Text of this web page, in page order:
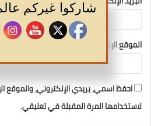
الموقع الإلكتروني
احفظ اسمي، بريدي الإلكتروني، والموقع
لاستخدامها المرة المقبلة في تعليقي.
شاركوا غيركم